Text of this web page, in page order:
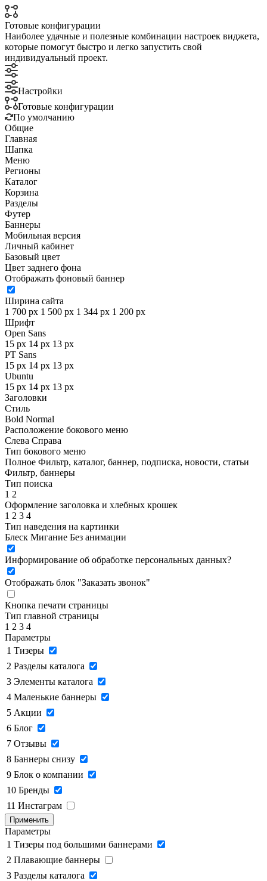
Готовые конфигурации
Наиболее удачные и полезные комбинации настроек виджета,
которые помогут быстро и легко запустить свой
индивидуальный проект.
Настройки
Готовые конфигурации
По умолчанию
Общие
Главная
Шапка
Меню
Регионы
Каталог
Корзина
Разделы
Футер
Баннеры
Мобильная версия
Личный кабинет
Базовый цвет
Цвет заднего фона
Отображать фоновый баннер
Ширина сайта
1 700 px 1 500 px 1 344 px 1 200 px
Шрифт
Open Sans
15 px 14 px 13 px
PT Sans
15 px 14 px 13 px
Ubuntu
15 px 14 px 13 px
Заголовки
Стиль
Bold Normal
Расположение бокового меню
Слева Справа
Тип бокового меню
Полное Фильтр, каталог, баннер, подписка, новости, статьи
Фильтр, баннеры
Тип поиска
1 2
Оформление заголовка и хлебных крошек
1 2 3 4
Тип наведения на картинки
Блеск Мигание Без анимации
Информирование об обработке персональных данных?
Отображать блок "Заказать звонок"
Кнопка печати страницы
Тип главной страницы
1 2 3 4
Параметры
1 Тизеры
2 Разделы каталога
3 Элементы каталога
4 Маленькие баннеры
5 Акции
6 Блог
7 Отзывы
8 Баннеры снизу
9 Блок о компании
10 Бренды
11 Инстаграм
Применить
Параметры
1 Тизеры под большими баннерами
2 Плавающие баннеры
3 Разделы каталога